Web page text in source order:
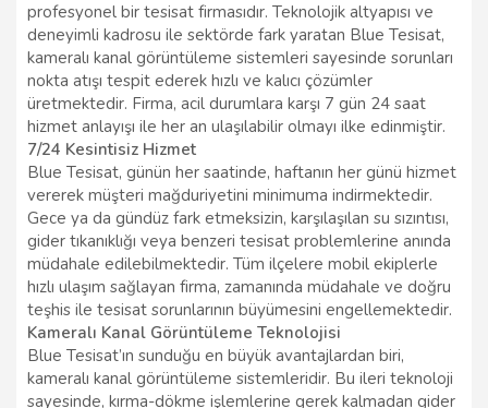
profesyonel bir tesisat firmasıdır. Teknolojik altyapısı ve
deneyimli kadrosu ile sektörde fark yaratan Blue Tesisat,
kameralı kanal görüntüleme sistemleri sayesinde sorunları
nokta atışı tespit ederek hızlı ve kalıcı çözümler
üretmektedir. Firma, acil durumlara karşı 7 gün 24 saat
hizmet anlayışı ile her an ulaşılabilir olmayı ilke edinmiştir.
7/24 Kesintisiz Hizmet
Blue Tesisat, günün her saatinde, haftanın her günü hizmet
vererek müşteri mağduriyetini minimuma indirmektedir.
Gece ya da gündüz fark etmeksizin, karşılaşılan su sızıntısı,
gider tıkanıklığı veya benzeri tesisat problemlerine anında
müdahale edilebilmektedir. Tüm ilçelere mobil ekiplerle
hızlı ulaşım sağlayan firma, zamanında müdahale ve doğru
teşhis ile tesisat sorunlarının büyümesini engellemektedir.
Kameralı Kanal Görüntüleme Teknolojisi
Blue Tesisat’ın sunduğu en büyük avantajlardan biri,
kameralı kanal görüntüleme sistemleridir. Bu ileri teknoloji
sayesinde, kırma-dökme işlemlerine gerek kalmadan gider